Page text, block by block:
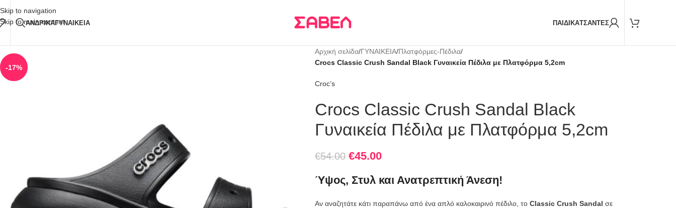
Skip to navigation
Skip to main content
Δωρεάν Μεταφορικά
ΑΝΔΡΙΚΑΓΥΝΑΙΚΕΙΑ ΠΑΙΔΙΚΑΤΣΑΝΤΕΣ
-17%
Αρχική σελίδα/ΓΥΝΑΙΚΕΙΑ/Πλατφόρμες-Πέδιλα/
Crocs Classic Crush Sandal Black Γυναικεία Πέδιλα με Πλατφόρμα 5,2cm
Croc’s
Crocs Classic Crush Sandal Black
Γυναικεία Πέδιλα με Πλατφόρμα 5,2cm
€54.00 €45.00
Ύψος, Στυλ και Ανατρεπτική Άνεση!
Αν αναζητάτε κάτι παραπάνω από ένα απλό καλοκαιρινό πέδιλο, το Classic Crush Sandal σε